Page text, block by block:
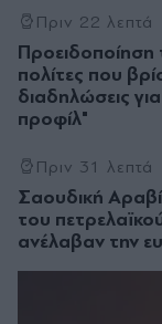
Πριν 22 λεπτά
πολίτες που
διαδηλώσεις
προφίλ"
Πριν 31 λεπτά
Σαουδική
του
ανέλαβαν την